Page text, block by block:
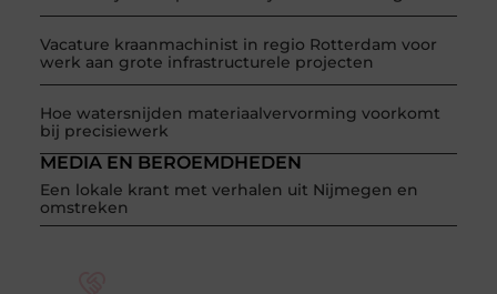
Vacature kraanmachinist in regio Rotterdam voor
werk aan grote infrastructurele projecten
Hoe watersnijden materiaalvervorming voorkomt
bij precisiewerk
MEDIA EN BEROEMDHEDEN
Een lokale krant met verhalen uit Nijmegen en
omstreken